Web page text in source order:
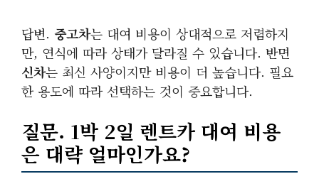
답변. 중고차는 대여 비용이 상대적으로 저렴하지
만, 연식에 따라 상태가 달라질 수 있습니다. 반면
신차는 최신 사양이지만 비용이 더 높습니다. 필요
한 용도에 따라 선택하는 것이 중요합니다.
질문. 1박 2일 렌트카 대여 비용
은 대략 얼마인가요?